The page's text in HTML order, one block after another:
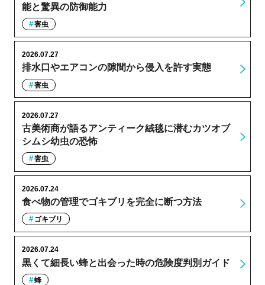
能と驚異の防御能力
害虫
排水口やエアコンの隙間から侵入を許す実態
2026.07.27
害虫
古美術商が語るアンティーク絨毯に潜むカツオブ
シムシ幼虫の恐怖
2026.07.27
害虫
食べ物の管理でゴキブリを完全に断つ方法
2026.07.24
ゴキブリ
黒くて細長い蜂と出会った時の危険度判別ガイド
2026.07.24
蜂